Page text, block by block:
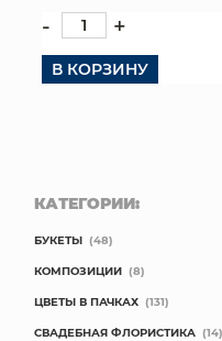
- +
В КОРЗИНУ
КАТЕГОРИИ:
БУКЕТЫ (48)
КОМПОЗИЦИИ (8)
ЦВЕТЫ В ПАЧКАХ (131)
СВАДЕБНАЯ ФЛОРИСТИКА (14)